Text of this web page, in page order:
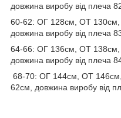
довжина виробу від плеча
60-62: ОГ 128см, ОТ 130см,
довжина виробу від плеча
64-66: ОГ 136см, ОТ 138см,
довжина виробу від плеча
68-70: ОГ 144см, ОТ
62см, довжина виробу від